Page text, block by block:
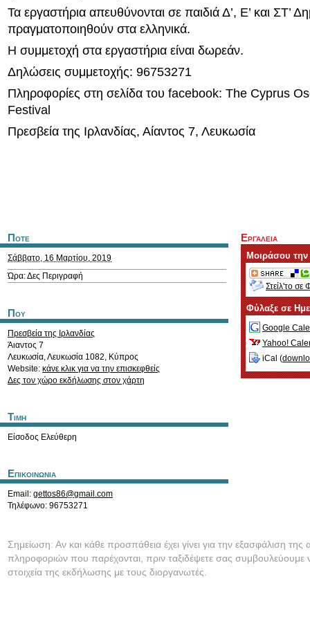
Τα εργαστήρια απευθύνονται σε παιδιά Δ’, Ε’ και ΣΤ’
πραγματοποιηθούν στα ελληνικά.
Η συμμετοχή στα εργαστήρια είναι δωρεάν.
Δηλώσεις συμμετοχής: 96753271
Πληροφορίες στη σελίδα του facebook: The Cyprus
Festival
Πρεσβεία της Ιρλανδίας, Αίαντος 7, Λευκωσία
Ποτε
Σάββατο, 16 Μαρτίου, 2019
Ώρα: Δες Περιγραφή
Που
Πρεσβεία της Ιρλανδίας
Άιαντος 7
Λευκωσία,Λευκωσία 1082, Κύπρος
Website: κάνε κλικ για να την επισκεφθείς
Δες τον χώρο εκδήλωσης στον χάρτη
Τιμη
Είσοδος Ελεύθερη
Επικοινωνια
Email: gettos86@gmail.com
Τηλέφωνο: 96753271
Εργαλεια
Μοιράσου
Στείλ'το σε
Φύλαξε σε
Google
Yahoo!
iCal (
Σημείωση: Αν και κάθε προσπάθεια έχει γίνει για την εξασφάλιση της
πληροφοριών που παρέχονται, πριν ταξιδέψετε σας συμβουλεύουμε
στοιχεία της εκδήλωσης με τους διοργανωτές.